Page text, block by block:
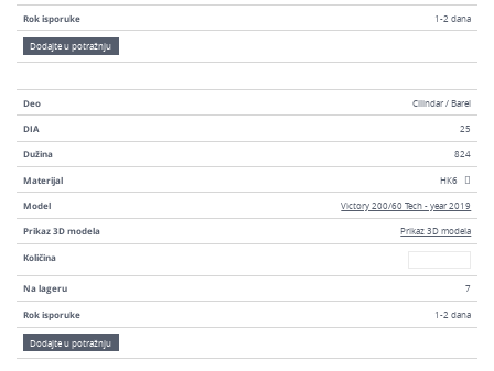
Rok isporuke 1-2 dana
Dodajte u potražnju
Deo Cilindar / Barel
DIA 25
Dužina 824
Materijal HK6
Model Victory 200/60 Tech - year 2019
Prikaz 3D modela Prikaz 3D modela
Količina
Na lageru 7
Rok isporuke 1-2 dana
Dodajte u potražnju